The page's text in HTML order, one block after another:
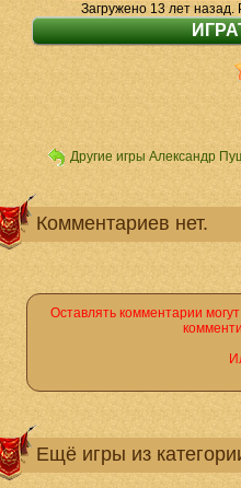
Загружено 13 лет назад.
Другие игры Александр
Комментариев нет.
Оставлять комментарии
Ещё игры из